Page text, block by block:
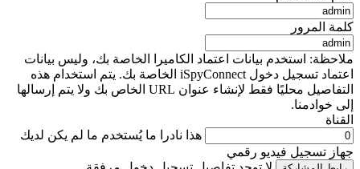
كلمة المرور
ملاحظة: استخدم بيانات اعتماد الكاميرا الخاصة بك، وليس بيانات
اعتماد تسجيل دخول iSpyConnect الخاصة بك. يتم استخدام هذه
التفاصيل محليًا فقط لإنشاء عنوان URL الخاص بك ولا يتم إرسالها
إلى خوادمنا.
القناة
هذا نادرا ما يُستخدم ما لم يكن لديك
جهاز تسجيل فيديو رقمي